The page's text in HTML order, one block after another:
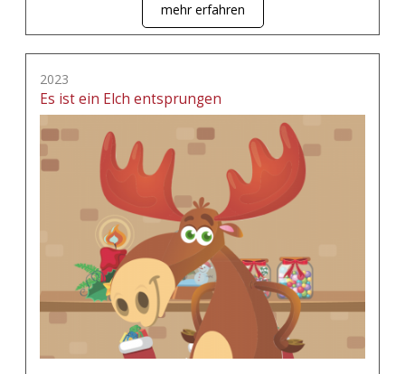
mehr erfahren
2023
Es ist ein Elch entsprungen